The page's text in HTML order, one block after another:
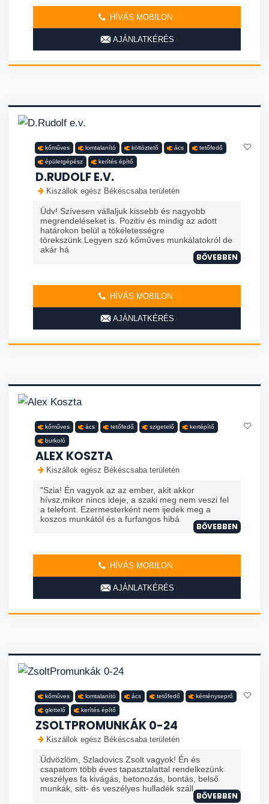
HÍVÁS MOBILON
AJÁNLATKÉRÉS
kőműves lomtalanító költöztető ács tetőfedő
épületgépész kerítés építő
D.RUDOLF E.V.
Kiszállok egész Békéscsaba területén
Üdv! Szívesen vállaljuk kissebb és nagyobb
megrendeléseket is. Pozitív és mindig az adott
határokon belül a tökéletességre
törekszünk.Legyen szó kőműves munkálatokról de
akár há
BŐVEBBEN
HÍVÁS MOBILON
AJÁNLATKÉRÉS
kőműves ács tetőfedő szigetelő kertépítő
burkoló
ALEX KOSZTA
Kiszállok egész Békéscsaba területén
"Szia! Én vagyok az az ember, akit akkor
hívsz,mikor nincs ideje, a szaki meg nem veszi fel
a telefont. Ezermesterként nem ijedek meg a
koszos munkától és a furfangos hibá
BŐVEBBEN
HÍVÁS MOBILON
AJÁNLATKÉRÉS
kőműves lomtalanító ács tetőfedő kéményseprő
glettelő kerítés építő
ZSOLTPROMUNKÁK 0-24
Kiszállok egész Békéscsaba területén
Üdvözlöm, Szladovics Zsolt vagyok! Én és
csapatom több éves tapasztalattal rendelkezünk
veszélyes fa kivágás, betonozás, bontás, belső
munkák, sitt- és veszélyes hulladék száll...
BŐVEBBEN